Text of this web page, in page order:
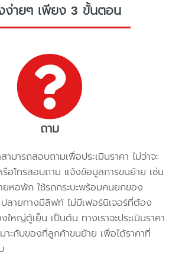
ง่ายๆ เพียง 3 ขั้นตอน
ถาม
ามารถสอบถามเพื่อประเมินราคา ไม่ว่าจะ
อโทรสอบถาม แจ้งข้อมูลการขนย้าย เช่น
หอพัก ใช้รถกระบะพร้อมคนยกของ
ลายทางมีลิฟท์ ไม่มีเฟอร์นิเจอร์ที่ต้อง
หญ่ตู้เย็น เป็นต้น ทางเราจะประเมินราคา
าะกับของที่ลูกค้าขนย้าย เพื่อได้ราคาที่